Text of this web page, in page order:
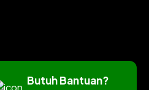
Butuh Bantuan?